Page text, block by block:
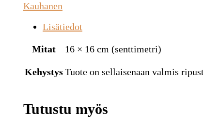
Kauhanen
Lisätiedot
Mitat 16 × 16 cm (senttimetri)
KehystysTuote on sellaisenaan valmis
Tutustu myös